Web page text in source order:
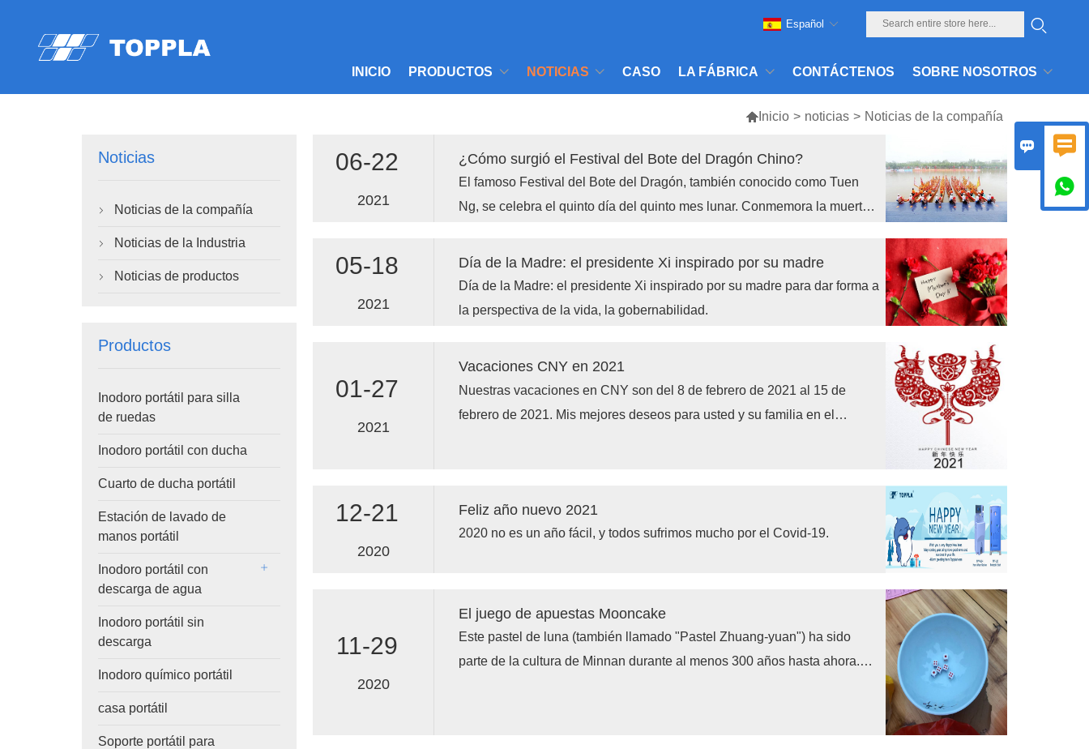
INICIO PRODUCTOS NOTICIAS CASO LA FÁBRICA CONTÁCTENOS SOBRE NOSOTROS
Español
 Inicio > noticias > Noticias de la compañía
Noticias
 Noticias de la compañía
 Noticias de la Industria
 Noticias de productos
Productos
Inodoro portátil para silla
de ruedas
Inodoro portátil con ducha
Cuarto de ducha portátil
Estación de lavado de
manos portátil
Inodoro portátil con
descarga de agua
Inodoro portátil sin
descarga
Inodoro químico portátil
casa portátil
Soporte portátil para
06-22
2021
¿Cómo surgió el Festival del Bote del Dragón Chino?
El famoso Festival del Bote del Dragón, también conocido como Tuen
Ng, se celebra el quinto día del quinto mes lunar. Conmemora la muerte
contribuciones a la poesía clásica y que eventualmente se convirtió en
un héroe nacional.
05-18
2021
Día de la Madre: el presidente Xi inspirado por su madre
Día de la Madre: el presidente Xi inspirado por su madre para dar forma a
la perspectiva de la vida, la gobernabilidad.
01-27
2021
Vacaciones CNY en 2021
Nuestras vacaciones en CNY son del 8 de febrero de 2021 al 15 de
febrero de 2021. Mis mejores deseos para usted y su familia en el
12-21
2020
Feliz año nuevo 2021
2020 no es un año fácil, y todos sufrimos mucho por el Covid-19.
11-29
2020
El juego de apuestas Mooncake
Este pastel de luna (también llamado "Pastel Zhuang-yuan") ha sido
parte de la cultura de Minnan durante al menos 300 años hasta ahora.
 
